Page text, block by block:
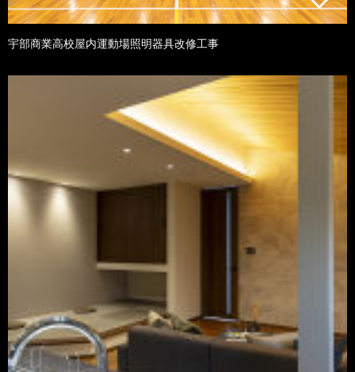
宇部商業高校屋内運動場照明器具改修工事